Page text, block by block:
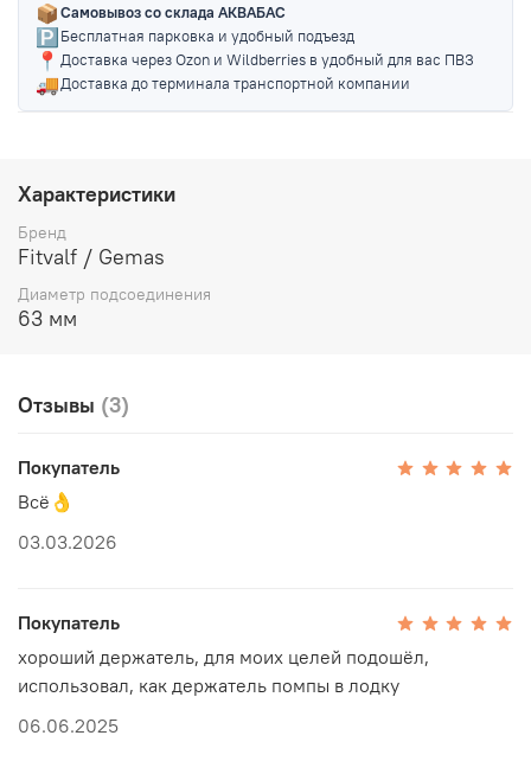
📦Самовывоз со склада АКВАБАС
🅿️ Бесплатная парковка и удобный подъезд
📍 Доставка через Ozon и Wildberries в удобный для вас ПВЗ
🚚Доставка до терминала транспортной компании
Характеристики
Бренд
Fitvalf / Gemas
Диаметр подсоединения
63 мм
Отзывы (3)
Покупатель
Всё👌
03.03.2026
Покупатель
хороший держатель, для моих целей подошёл,
использовал, как держатель помпы в лодку
06.06.2025